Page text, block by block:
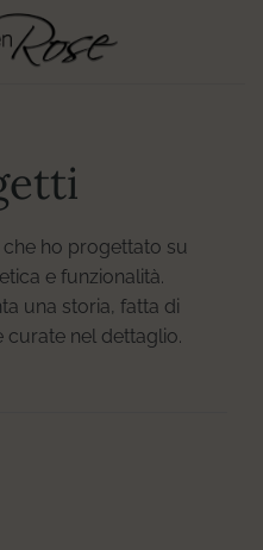
che ho progettato su
e funzionalità.
una storia, fatta di
curate nel dettaglio.